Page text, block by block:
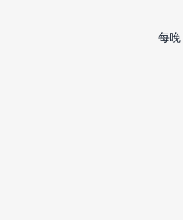
每晚